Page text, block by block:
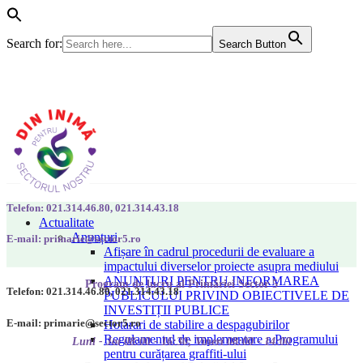
Search for: Search Button
Actualitate
Anunțuri
Afișare în cadrul procedurii de evaluare a
impactului diverselor proiecte asupra mediului
ANUNȚURI PENTRU INFORMAREA
PUBLICULUI PRIVIND OBIECTIVELE DE
INVESTIȚII PUBLICE
Hotarari de stabilire a despagubirilor
Regulamentul de implementare a Programului
pentru curățarea graffiti-ului
Telefon: 021.314.46.80, 021.314.43.18
E-mail: primarie@sector5.ro
Program de lucru al Primăriei Sector 5
Luni - Joi 08:00 - 16:30; Vineri 08:00 - 14:00
Telefon: 021.314.46.80, 021.314.43.18
E-mail: primarie@sector5.ro